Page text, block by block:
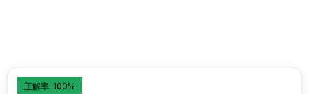
正解率: 100%